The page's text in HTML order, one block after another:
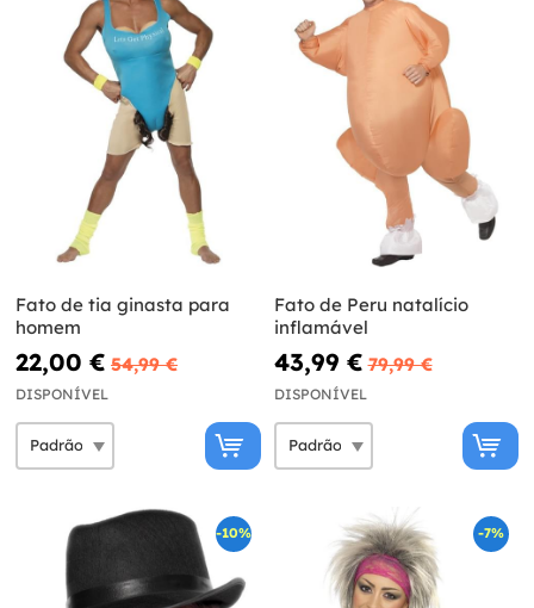
Fato de tia ginasta para
homem
22,00 € 54,99 €
DISPONÍVEL
Fato de Peru natalício
inflamável
43,99 € 79,99 €
DISPONÍVEL
-10% -7%